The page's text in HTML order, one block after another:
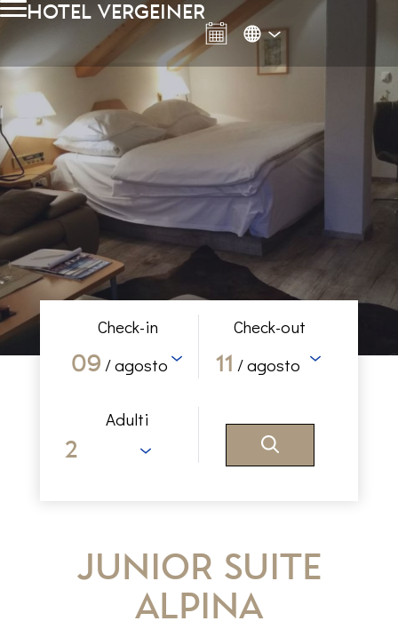
hotel vergeiner
Check-in
09 / agosto
Check-out
11 / agosto
Adulti
Junior Suite
Alpina